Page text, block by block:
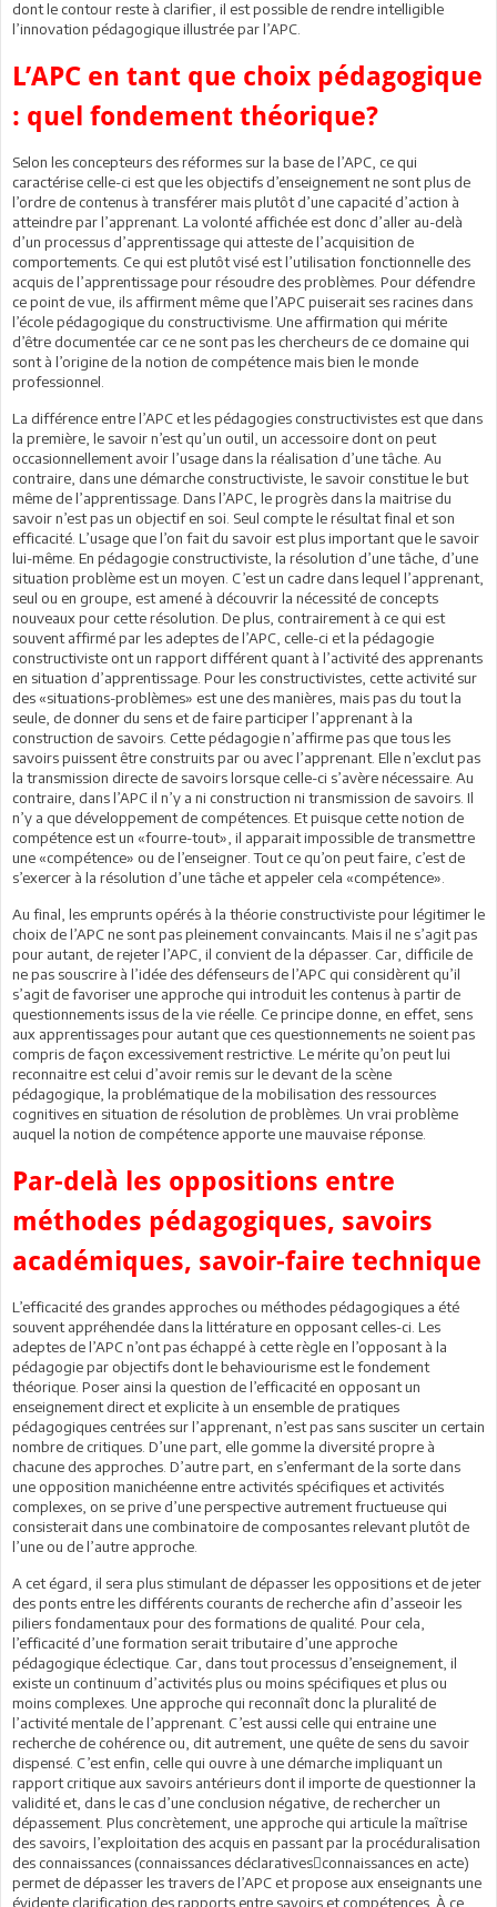
dont le contour reste à clarifier, il est possible de rendre intelligible
l’innovation pédagogique illustrée par l’APC.
L’APC en tant que choix pédagogique
: quel fondement théorique?
Selon les concepteurs des réformes sur la base de l’APC, ce qui
caractérise celle-ci est que les objectifs d’enseignement ne sont plus de
l’ordre de contenus à transférer mais plutôt d’une capacité d’action à
atteindre par l’apprenant. La volonté affichée est donc d’aller au-delà
d’un processus d’apprentissage qui atteste de l’acquisition de
comportements. Ce qui est plutôt visé est l’utilisation fonctionnelle des
acquis de l’apprentissage pour résoudre des problèmes. Pour défendre
ce point de vue, ils affirment même que l’APC puiserait ses racines dans
l’école pédagogique du constructivisme. Une affirmation qui mérite
d’être documentée car ce ne sont pas les chercheurs de ce domaine qui
sont à l’origine de la notion de compétence mais bien le monde
professionnel.
La différence entre l’APC et les pédagogies constructivistes est que dans
la première, le savoir n’est qu’un outil, un accessoire dont on peut
occasionnellement avoir l’usage dans la réalisation d’une tâche. Au
contraire, dans une démarche constructiviste, le savoir constitue le but
même de l’apprentissage. Dans l’APC, le progrès dans la maitrise du
savoir n’est pas un objectif en soi. Seul compte le résultat final et son
efficacité. L’usage que l’on fait du savoir est plus important que le savoir
lui-même. En pédagogie constructiviste, la résolution d’une tâche, d’une
situation problème est un moyen. C’est un cadre dans lequel l’apprenant,
seul ou en groupe, est amené à découvrir la nécessité de concepts
nouveaux pour cette résolution. De plus, contrairement à ce qui est
souvent affirmé par les adeptes de l’APC, celle-ci et la pédagogie
constructiviste ont un rapport différent quant à l’activité des apprenants
en situation d’apprentissage. Pour les constructivistes, cette activité sur
des «situations-problèmes» est une des manières, mais pas du tout la
seule, de donner du sens et de faire participer l’apprenant à la
construction de savoirs. Cette pédagogie n’affirme pas que tous les
savoirs puissent être construits par ou avec l’apprenant. Elle n’exclut pas
la transmission directe de savoirs lorsque celle-ci s’avère nécessaire. Au
contraire, dans l’APC il n’y a ni construction ni transmission de savoirs. Il
n’y a que développement de compétences. Et puisque cette notion de
compétence est un «fourre-tout», il apparait impossible de transmettre
une «compétence» ou de l’enseigner. Tout ce qu’on peut faire, c’est de
s’exercer à la résolution d’une tâche et appeler cela «compétence».
Au final, les emprunts opérés à la théorie constructiviste pour légitimer le
choix de l’APC ne sont pas pleinement convaincants. Mais il ne s’agit pas
pour autant, de rejeter l’APC, il convient de la dépasser. Car, difficile de
ne pas souscrire à l’idée des défenseurs de l’APC qui considèrent qu’il
s’agit de favoriser une approche qui introduit les contenus à partir de
questionnements issus de la vie réelle. Ce principe donne, en effet, sens
aux apprentissages pour autant que ces questionnements ne soient pas
compris de façon excessivement restrictive. Le mérite qu’on peut lui
reconnaitre est celui d’avoir remis sur le devant de la scène
pédagogique, la problématique de la mobilisation des ressources
cognitives en situation de résolution de problèmes. Un vrai problème
auquel la notion de compétence apporte une mauvaise réponse.
Par-delà les oppositions entre
méthodes pédagogiques, savoirs
académiques, savoir-faire technique
L’efficacité des grandes approches ou méthodes pédagogiques a été
souvent appréhendée dans la littérature en opposant celles-ci. Les
adeptes de l’APC n’ont pas échappé à cette règle en l’opposant à la
pédagogie par objectifs dont le behaviourisme est le fondement
théorique. Poser ainsi la question de l’efficacité en opposant un
enseignement direct et explicite à un ensemble de pratiques
pédagogiques centrées sur l’apprenant, n’est pas sans susciter un certain
nombre de critiques. D’une part, elle gomme la diversité propre à
chacune des approches. D’autre part, en s’enfermant de la sorte dans
une opposition manichéenne entre activités spécifiques et activités
complexes, on se prive d’une perspective autrement fructueuse qui
consisterait dans une combinatoire de composantes relevant plutôt de
l’une ou de l’autre approche.
A cet égard, il sera plus stimulant de dépasser les oppositions et de jeter
des ponts entre les différents courants de recherche afin d’asseoir les
piliers fondamentaux pour des formations de qualité. Pour cela,
l’efficacité d’une formation serait tributaire d’une approche
pédagogique éclectique. Car, dans tout processus d’enseignement, il
existe un continuum d’activités plus ou moins spécifiques et plus ou
moins complexes. Une approche qui reconnaît donc la pluralité de
l’activité mentale de l’apprenant. C’est aussi celle qui entraine une
recherche de cohérence ou, dit autrement, une quête de sens du savoir
dispensé. C’est enfin, celle qui ouvre à une démarche impliquant un
rapport critique aux savoirs antérieurs dont il importe de questionner la
validité et, dans le cas d’une conclusion négative, de rechercher un
dépassement. Plus concrètement, une approche qui articule la maîtrise
des savoirs, l’exploitation des acquis en passant par la procéduralisation
des connaissances (connaissances déclarativesconnaissances en acte)
permet de dépasser les travers de l’APC et propose aux enseignants une
évidente clarification des rapports entre savoirs et compétences. À ce